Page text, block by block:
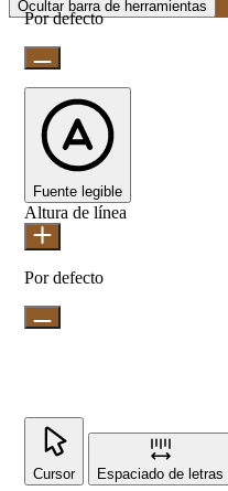
Ocultar barra de herramientas
Por defecto
Fuente legible
Altura de línea
Por defecto
Cursor Espaciado de letras